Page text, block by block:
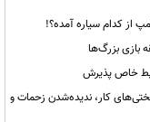
از کدام سیاره آمده؟!
بازی بزرگ‌ها
خاص پذیرش
کار، ندیده‌شدن زحمات و